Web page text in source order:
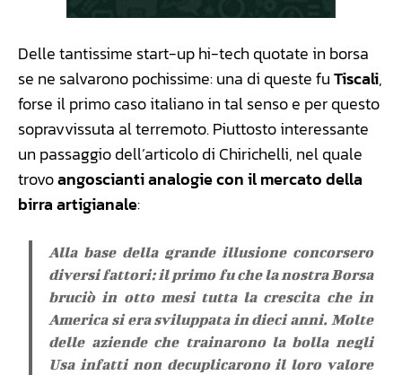
Delle tantissime start-up hi-tech quotate in borsa
se ne salvarono pochissime: una di queste fuTiscali,
forse il primo caso italiano in tal senso e per questo
sopravvissuta al terremoto. Piuttosto interessante
un passaggio dell’articolo di Chirichelli, nel quale
trovoangoscianti analogie con il mercato della
birra artigianale:
Alla base della grande illusione concorsero
diversi fattori: il primo fu che la nostra Borsa
bruciò in otto mesi tutta la crescita che in
America si era sviluppata in dieci anni. Molte
delle aziende che trainarono la bolla negli
Usa infatti non decuplicarono il loro valore